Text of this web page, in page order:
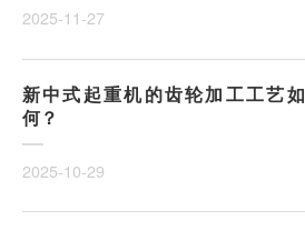
2025-11-27
新中式起重机的齿轮加工工艺如
何？
2025-10-29